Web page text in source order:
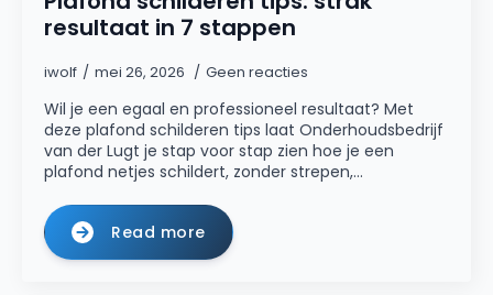
resultaat in 7 stappen
iwolf mei 26, 2026 Geen reacties
Wil je een egaal en professioneel resultaat? Met
deze plafond schilderen tips laat Onderhoudsbedrijf
van der Lugt je stap voor stap zien hoe je een
plafond netjes schildert, zonder strepen,…
Read more